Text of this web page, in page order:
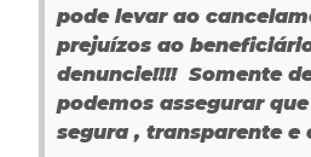
pode levar ao
prejuízos ao
denuncie!!!! Somente
podemos assegurar
segura , transparente e